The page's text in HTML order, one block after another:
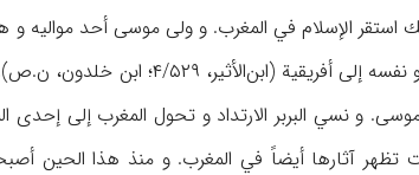
استقر الإسلام في المغرب. و ولى موسى أحد
و الفرائض و عاد هو نفسه إلى
نسي البربر الارتداد و تحول المغرب إلى إحدى
تظهر آثارها أيضاً في المغرب. و منذ هذا الحين